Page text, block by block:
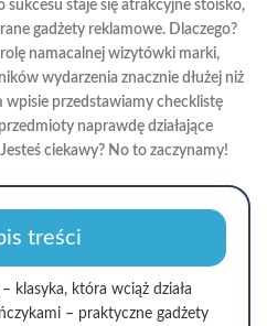
staje się atrakcyjne stoisko,
gadżety reklamowe. Dlaczego?
namacalnej wizytówki marki,
wydarzenia znacznie dłużej niż
przedstawiamy checklistę
naprawdę działające
ciekawy? No to zaczynamy!
treści
klasyka, która wciąż działa
– praktyczne gadżety